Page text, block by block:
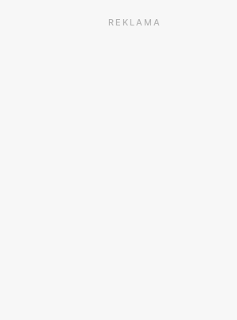
REKLAMA